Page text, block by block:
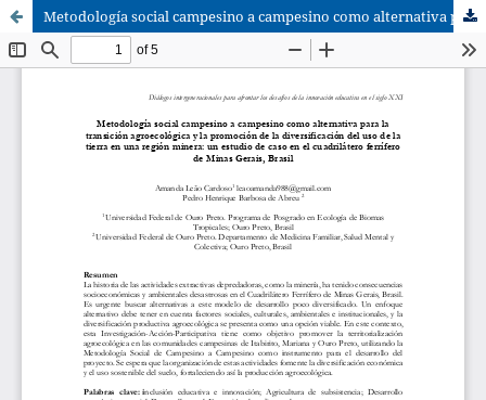
Metodología social campesino a campesino como alternativa para la transición agroecológica y la promoción de la diversificación del uso de la tierra en una región minera: un estudio de caso en el cuadrilátero ferrífero de Minas Gerais, Brasil